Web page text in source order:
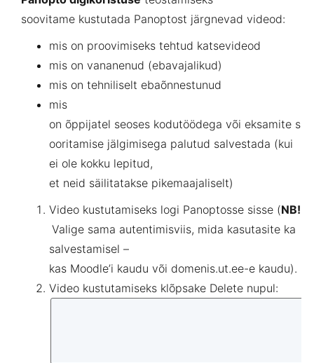
soovitame kustutada Panoptost järgnevad videod:
mis on proovimiseks tehtud katsevideod
mis on vananenud (ebavajalikud)
mis on tehniliselt ebaõnnestunud
mis
on õppijatel seoses kodutöödega või eksamite s
ooritamise jälgimisega palutud salvestada (kui
ei ole kokku lepitud,
et neid säilitatakse pikemaajaliselt)
Video kustutamiseks logi Panoptosse sisse (NB!
Valige sama autentimisviis, mida kasutasite ka
salvestamisel –
kas Moodle’i kaudu või domenis.ut.ee-e kaudu).
Video kustutamiseks klõpsake Delete nupul: